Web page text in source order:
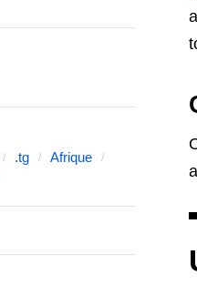
.tg
Afrique